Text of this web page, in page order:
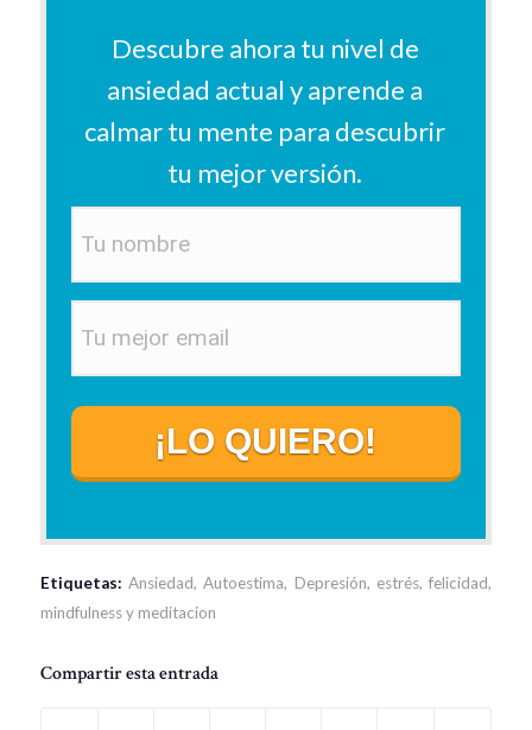
Descubre ahora tu nivel de
ansiedad actual y aprende a
calmar tu mente para descubrir
tu mejor versión.
¡LO QUIERO!
Etiquetas: Ansiedad,Autoestima, Depresión, estrés,felicidad,
mindfulness y meditacion
Compartir esta entrada